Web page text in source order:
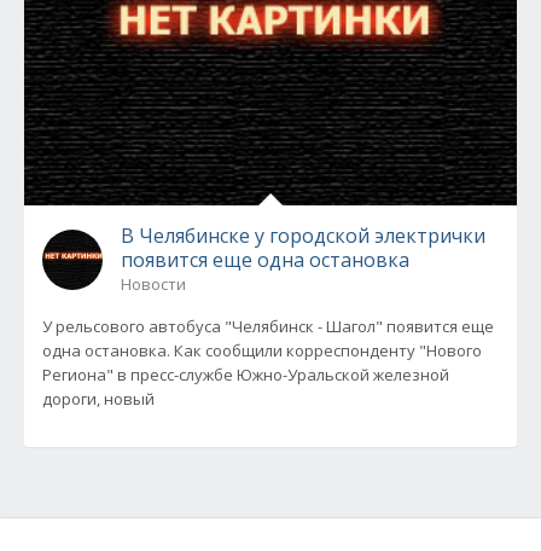
В Челябинске у городской электрички
появится еще одна остановка
Новости
У рельсового автобуса "Челябинск - Шагол" появится еще
одна остановка. Как сообщили корреспонденту "Нового
Региона" в пресс-службе Южно-Уральской железной
дороги, новый